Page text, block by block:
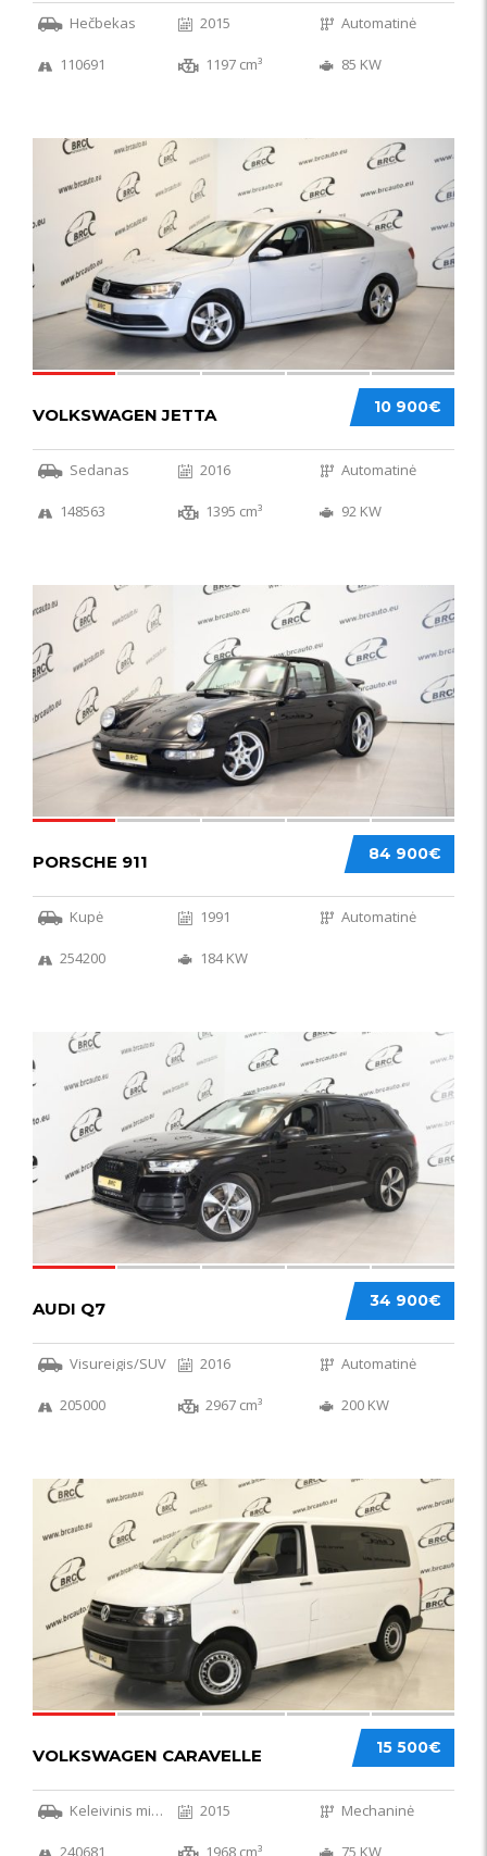
Hečbekas 2015 Automatinė
110691 1197 cm³ 85 KW
49
10 900€
VOLKSWAGEN JETTA
Sedanas 2016 Automatinė
148563 1395 cm³ 92 KW
59
84 900€
PORSCHE 911
Kupė 1991 Automatinė
254200 184 KW
56
34 900€
AUDI Q7
Visureigis/SUV 2016 Automatinė
205000 2967 cm³ 200 KW
36
15 500€
VOLKSWAGEN CARAVELLE
Keleivinis mikroautobusas 2015 Mechaninė
240681 1968 cm³ 75 KW